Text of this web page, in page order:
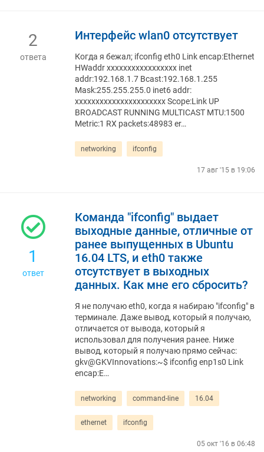
2
ответа
Интерфейс wlan0 отсутствует
Когда я бежал; ifconfig eth0 Link encap:Ethernet
HWaddr xxxxxxxxxxxxxxxxx inet
addr:192.168.1.7 Bcast:192.168.1.255
Mask:255.255.255.0 inet6 addr:
xxxxxxxxxxxxxxxxxxxxxx Scope:Link UP
BROADCAST RUNNING MULTICAST MTU:1500
Metric:1 RX packets:48983 er…
networking ifconfig
17 авг '15 в 19:06
1
ответ
Команда "ifconfig" выдает
выходные данные, отличные от
ранее выпущенных в Ubuntu
16.04 LTS, и eth0 также
отсутствует в выходных
данных. Как мне его сбросить?
Я не получаю eth0, когда я набираю "ifconfig" в
терминале. Даже вывод, который я получаю,
отличается от вывода, который я
использовал для получения ранее. Ниже
вывод, который я получаю прямо сейчас:
gkv@GKVInnovations:~$ ifconfig enp1s0 Link
encap:E…
networking command-line 16.04
ethernet ifconfig
05 окт '16 в 06:48